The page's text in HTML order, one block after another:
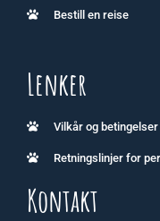
Bestill en reise
Lenker
Vilkår og betingelser
Retningslinjer for
Kontakt